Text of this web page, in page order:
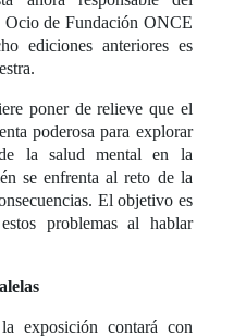
Ocio de Fundación ONCE
ediciones anteriores es
poner de relieve que el
poderosa para explorar
la salud mental en la
se enfrenta al reto de la
El objetivo es
problemas al hablar
exposición contará con